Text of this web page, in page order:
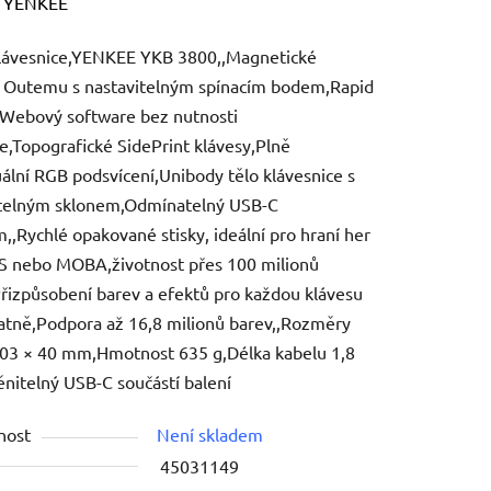
YKB 3800,,Magnetické
Outemu s nastavitelným spínacím bodem,Rapid
software bez nutnosti
SidePrint klávesy,Plně
RGB podsvícení,Unibody tělo klávesnice s
sklonem,Odmínatelný USB-C
opakované stisky, ideální pro hraní her
nebo MOBA,životnost přes 100 milionů
barev a efektů pro každou klávesu
až 16,8 milionů barev,,Rozměry
× 40 mm,Hmotnost 635 g,Délka kabelu 1,8
USB-C součástí balení
Není skladem
45031149